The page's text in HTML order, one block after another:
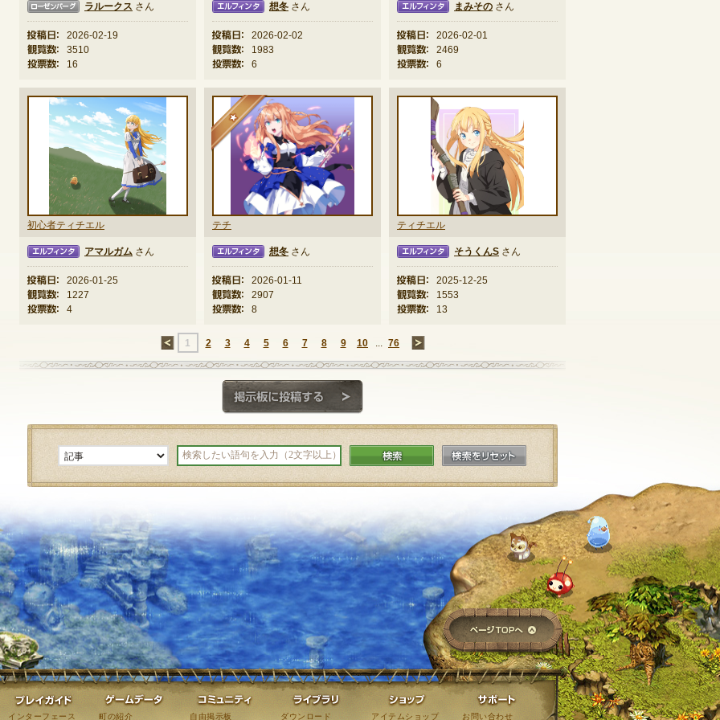
ラルークス さん
投稿日：
2026-02-19
観覧数：
3510
投票数：
16
エルフィンタ 想冬 さん
投稿日：
2026-02-02
観覧数：
1983
投票数：
6
まみその さん
投稿日：
2026-02-01
観覧数：
2469
投票数：
6
初心者ティチエル
アマルガム さん
投稿日：
2026-01-25
観覧数：
1227
投票数：
4
テチ
★
エルフィンタ 想冬 さん
投稿日：
2026-01-11
観覧数：
2907
投票数：
8
ティチエル
そうくんS さん
投稿日：
2025-12-25
観覧数：
1553
投票数：
13
←1 2 3 4 5 6 7 8 9 10 76
検索
ページTOPへ
ゲーム紹介 プレイガイド
インターフェース
ゲームデータ
町の紹介
コミュニティ
自由掲示板
ライブラリ
ダウンロード
ショップ
アイテムショップ
サポート
お問い合わせ